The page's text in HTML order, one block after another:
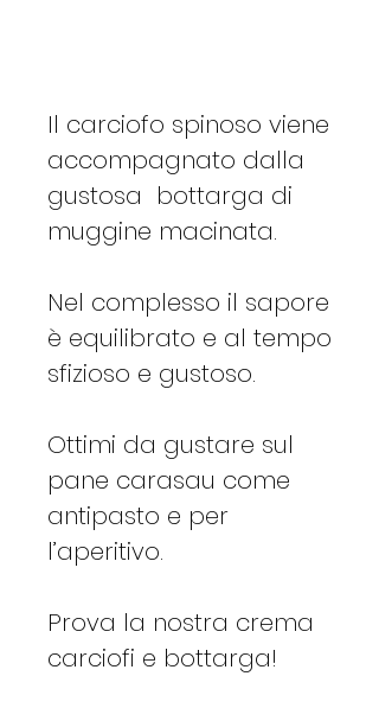
Il carciofo spinoso viene
accompagnato dalla
gustosa bottarga di
muggine macinata.
Nel complesso il sapore
è equilibrato e al tempo
sfizioso e gustoso.
Ottimi da gustare sul
pane carasau come
antipasto e per
l’aperitivo.
Prova la nostra crema
carciofi e bottarga!